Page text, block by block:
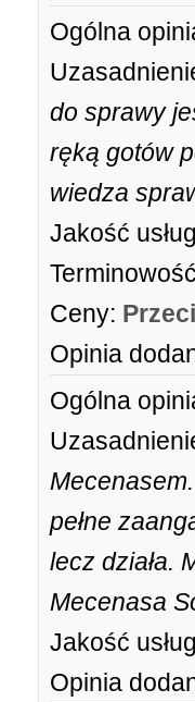
Ogólna
do sprawy
ręką gotów
wiedza
Jakość
Ceny:
Opinia
Ogólna
pełne
lecz działa.
Mecenasa
Jakość
Opinia